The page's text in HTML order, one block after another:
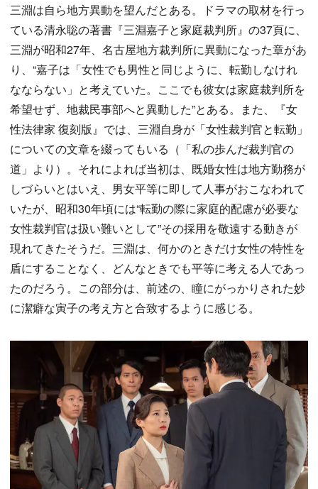
三淵は自ら地方異動を望んだとある。ドラマの取材を行っ
ている清永聡の著書『三淵嘉子と家庭裁判所』の37頁に、
三淵が昭和27年、名古屋地方裁判所に異動になった章があ
り、“嘉子は「女性でも男性と同じように、転勤しなけれ
なならない」と考えていた。ここでも彼女は家庭裁判所を
希望せず、地裁民事部へと異動した”とある。また、『女
性法律家 復刻版』では、三淵自身が「女性裁判官と転勤」
についての文章を綴ってもいる（「私の歩んだ裁判官の
道」より）。それによれば当初は、既婚女性は地方勤務が
しづらいとはいえ、男女平等に即して人事がおこなわれて
いたが、昭和30年頃には“転勤の際に家庭的配慮が必要な
女性裁判官は扱い難いとして”その採用を敬遠する動きが
現れてきたそうだ。三淵は、何かのときだけ女性の特性を
盾にすることなく、どんなときでも平等に考える人であっ
たのだろう。この部分は、前述の、瞳にがっかりされた妙
に潔癖な寅子の考え方と合致するように感じる。